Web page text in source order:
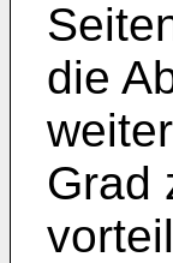
die
Grad